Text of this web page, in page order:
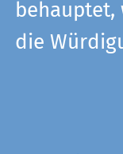
die